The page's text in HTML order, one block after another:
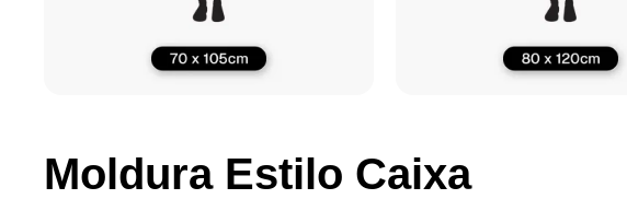
Moldura Estilo Caixa